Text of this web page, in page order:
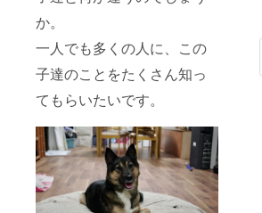
か。
一人でも多くの人に、この
子達のことをたくさん知っ
てもらいたいです。